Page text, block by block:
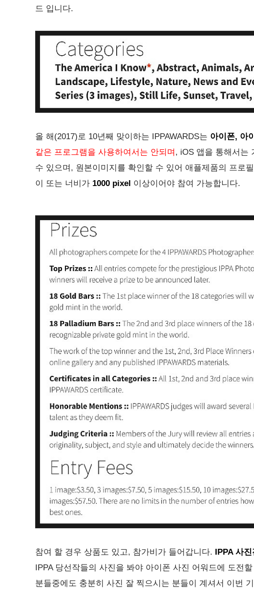
드 입니다.
올 해(2017)로 10년째 맞이하는 IPPAWARDS는 아이폰, 아
같은 프로그램을 사용하여서는 안되며 , iOS 앱을 통해서는
수 있으며, 원본이미지를 확인할 수 있어 애플제품의 프로
이 또는 너비가 1000 pixel 이상이어야 참여 가능합니다.
참여 할 경우 상품도 있고, 참가비가 들어갑니다. IPPA 사진
IPPA 당선작들의 사진을 봐야 아이폰 사진 어워드에 도전
분들중에도 충분히 사진 잘 찍으시는 분들이 계셔서 이번